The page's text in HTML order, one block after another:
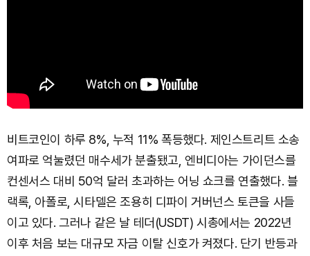
비트코인이 하루 8%, 누적 11% 폭등했다. 제인스트리트 소송
여파로 억눌렸던 매수세가 분출됐고, 엔비디아는 가이던스를
컨센서스 대비 50억 달러 초과하는 어닝 쇼크를 연출했다. 블
랙록, 아폴로, 시타델은 조용히 디파이 거버넌스 토큰을 사들
이고 있다. 그러나 같은 날 테더(USDT) 시총에서는 2022년
이후 처음 보는 대규모 자금 이탈 신호가 켜졌다. 단기 반등과